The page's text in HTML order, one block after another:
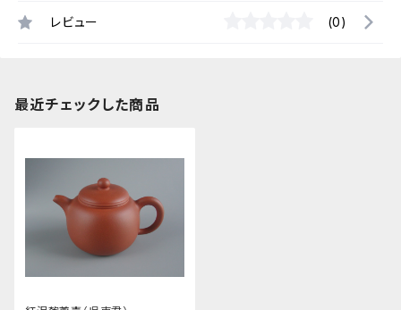
レビュー (0)
最近チェックした商品